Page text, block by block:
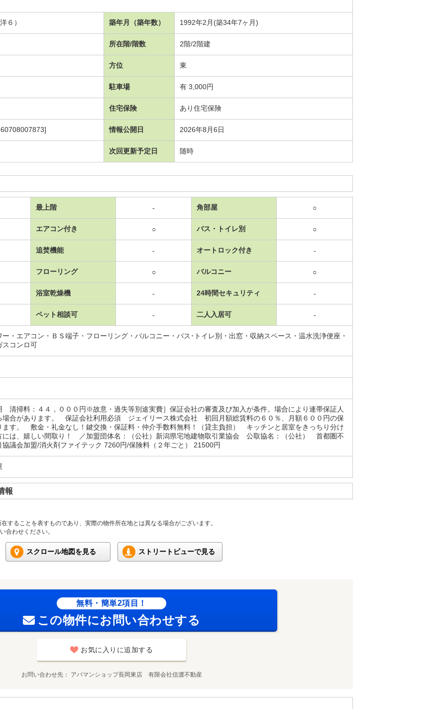
６） 築年月（築年数） 1992年2月(築34年7ヶ月)
所在階/階数 2階/2階建
方位 東
駐車場 有 3,000円
住宅保険 あり住宅保険
情報公開日 2026年8月6日
次回更新予定日 随時
最上階 - 角部屋 ○
エアコン付き ○ バス・トイレ別 ○
追焚機能 - オートロック付き -
フローリング ○ バルコニー ○
浴室乾燥機 - 24時間セキュリティ -
ペット相談可 - 二人入居可 -
ー・エアコン・ＢＳ端子・フローリング・バルコニー・バス･トイレ別・出窓・収納スペース・温水洗浄便座・
スコンロ可
清掃料：４４，０００円※故意・過失等別途実費］保証会社の審査及び加入が条件。場合により連帯保証人
場合があります。 保証会社利用必須 ジェイリース株式会社 初回月額総賃料の６０％、月額６００円の保
ます。 敷金・礼金なし！鍵交換・保証料・仲介手数料無料！（貸主負担） キッチンと居室をきっちり分け
には、嬉しい間取り！ ／加盟団体名：（公社）新潟県宅地建物取引業協会 公取協名：（公社） 首都圏不
協議会加盟/消火剤ファイテック 7260円/保険料（２年ごと） 21500円
報
することを表すものであり、実際の物件所在地とは異なる場合がございます。
合わせください。
スクロール地図を見る ストリートビューで見る
無料・簡単2項目！
この物件にお問い合わせする
お気に入りに追加する
お問い合わせ先 アパマンショップ長岡東店 有限会社信濃不動産